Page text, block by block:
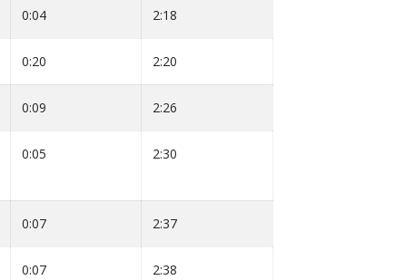
0:04 2:18
0:20 2:20
0:09 2:26
0:05 2:30
0:07 2:37
0:07 2:38